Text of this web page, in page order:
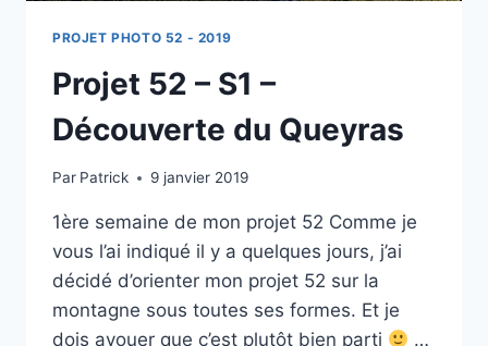
PROJET PHOTO 52 - 2019
Projet 52 – S1 –
Découverte du Queyras
Par Patrick 9 janvier 2019
1ère semaine de mon projet 52 Comme je
vous l’ai indiqué il y a quelques jours, j’ai
décidé d’orienter mon projet 52 sur la
montagne sous toutes ses formes. Et je
dois avouer que c’est plutôt bien parti
…